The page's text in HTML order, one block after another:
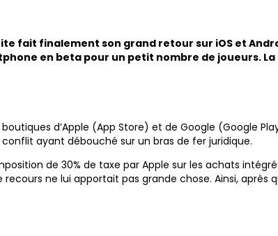
fait finalement son grand retour sur iOS et
en beta pour un petit nombre de joueurs.
d’Apple (App Store) et de Google (Google
ayant débouché sur un bras de fer juridique.
de 30% de taxe par Apple sur les achats
ne lui apportait pas grande chose. Ainsi, après